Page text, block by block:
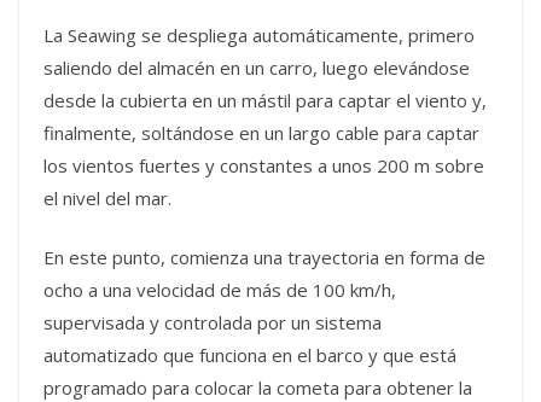
La Seawing se despliega automáticamente, primero
saliendo del almacén en un carro, luego elevándose
desde la cubierta en un mástil para captar el viento y,
finalmente, soltándose en un largo cable para captar
los vientos fuertes y constantes a unos 200 m sobre
el nivel del mar.
En este punto, comienza una trayectoria en forma de
ocho a una velocidad de más de 100 km/h,
supervisada y controlada por un sistema
automatizado que funciona en el barco y que está
programado para colocar la cometa para obtener la